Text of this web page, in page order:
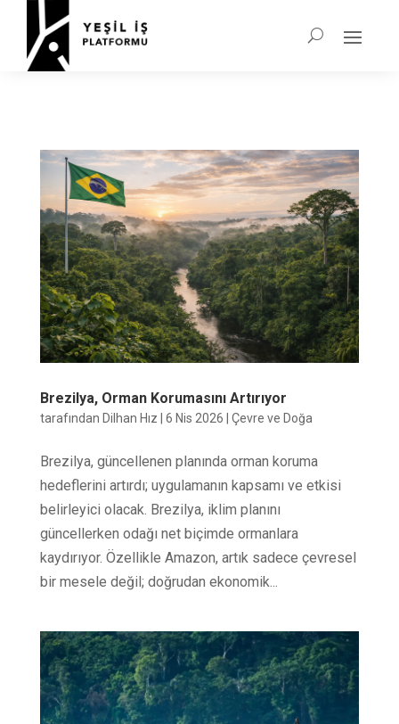
Brezilya, Orman Korumasını Artırıyor
tarafından Dilhan Hız 6 Nis 2026 Çevre ve Doğa
Brezilya, güncellenen planında orman koruma
hedeflerini artırdı; uygulamanın kapsamı ve etkisi
belirleyici olacak. Brezilya, iklim planını
güncellerken odağı net biçimde ormanlara
kaydırıyor. Özellikle Amazon, artık sadece çevresel
bir mesele değil; doğrudan ekonomik...